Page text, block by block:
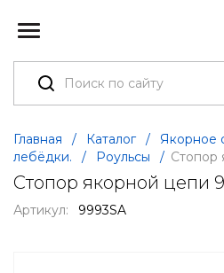
Главная / Каталог /
Якорное
лебёдки.
/ Роульсы / Стопор
Стопор якорной цепи
Артикул: 9993SA